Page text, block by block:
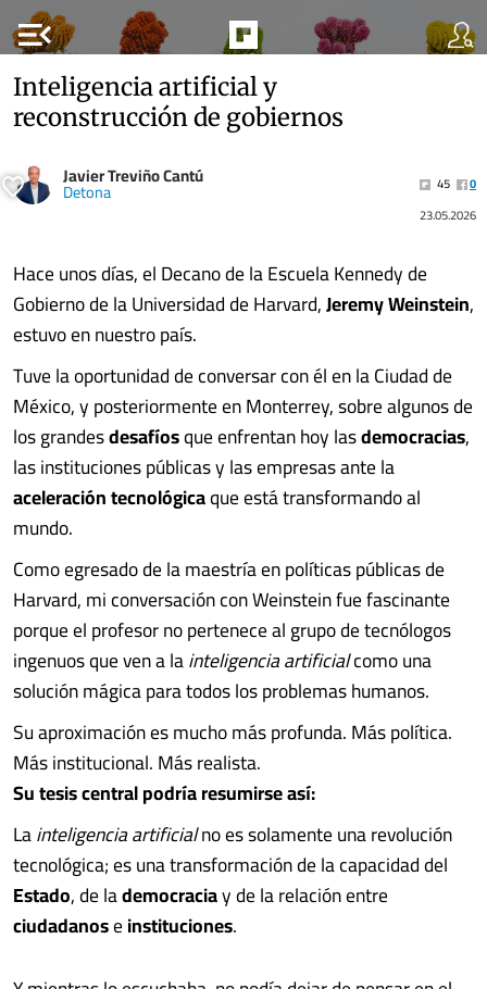
menu_open
Inteligencia artificial y
reconstrucción de gobiernos
Javier Treviño Cantú
Detona 45
0
23.05.2026
Hace unos días, el Decano de la Escuela Kennedy de
Gobierno de la Universidad de Harvard,Jeremy Weinstein,
estuvo en nuestro país.
Tuve la oportunidad de conversar con él en la Ciudad de
México, y posteriormente en Monterrey, sobre algunos de
los grandesdesafíosque enfrentan hoy lasdemocracias,
las instituciones públicas y las empresas ante la
aceleración tecnológicaque está transformando al
mundo.
Como egresado de la maestría en políticas públicas de
Harvard, mi conversación con Weinstein fue fascinante
porque el profesor no pertenece al grupo de tecnólogos
ingenuos que ven a lainteligencia artificialcomo una
solución mágica para todos los problemas humanos.
Su aproximación es mucho más profunda. Más política.
Más institucional. Más realista.
Su tesis central podría resumirse así:
Lainteligencia artificialno es solamente una revolución
tecnológica; es una transformación de la capacidad del
Estado, de lademocraciay de la relación entre
ciudadanoseinstituciones.